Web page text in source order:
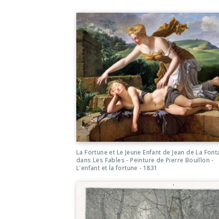
La Fortune et Le Jeune Enfant de Jean de La
dans Les Fables - Peinture de Pierre Bouillon -
L'enfant et la fortune - 1831